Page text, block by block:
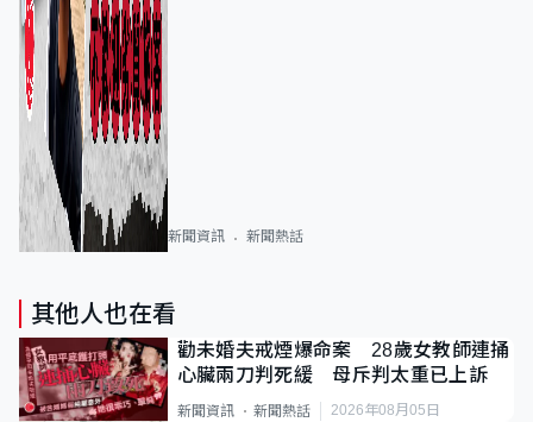
新聞資訊 新聞熱話
其他人也在看
勸未婚夫戒煙爆命案 28歲女教師連捅
心臟兩刀判死緩 母斥判太重已上訴
新聞資訊 新聞熱話 2026年08月05日